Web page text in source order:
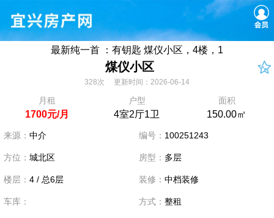
最新纯一首 ：有钥匙 煤仪小区，4楼，1
煤仪小区
328次 更新时间：2026-06-14
月租
1700元/月
户型
4室2厅1卫
面积
150.00㎡
来源： 中介 编号： 100251243
方位： 城北区 房型： 多层
楼层： 4 / 总6层 装修： 中档装修
车库： 方式： 整租